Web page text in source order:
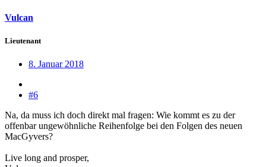
Vulcan
Lieutenant
8. Januar 2018
#6
Na, da muss ich doch direkt mal fragen: Wie kommt es zu der
offenbar ungewöhnliche Reihenfolge bei den Folgen des neuen
MacGyvers?
Live long and prosper,